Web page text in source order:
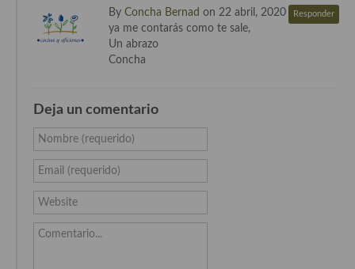
By Concha Bernad on 22 abril, 2020 Responder
ya me contarás como te sale,
Un abrazo
Concha
Deja un comentario
Nombre (requerido)
Email (requerido)
Website
Comentario...